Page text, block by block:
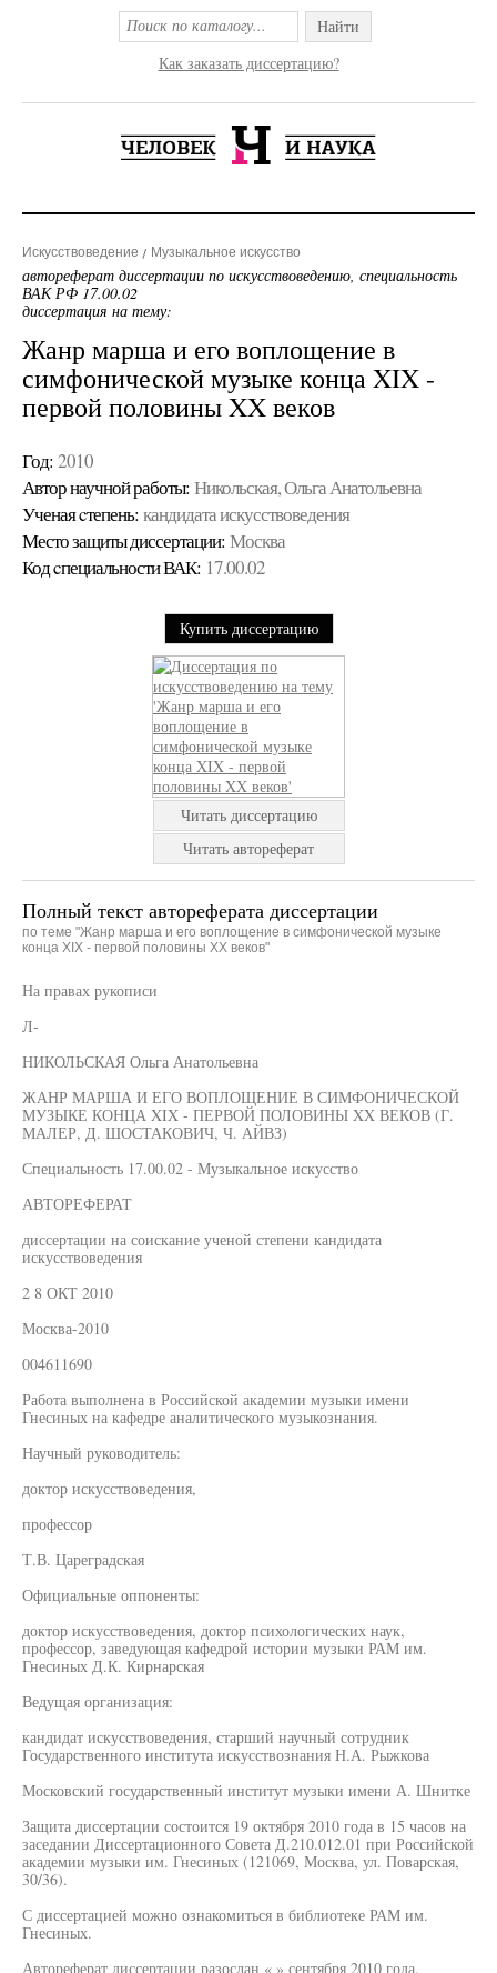
Найти
Как заказать диссертацию?
Искусствоведение Музыкальное искусство
автореферат диссертации по искусствоведению, специальность
ВАК РФ 17.00.02
диссертация на тему:
Жанр марша и его воплощение в
симфонической музыке конца XIX -
первой половины XX веков
Год: 2010
Автор научной работы: Никольская, Ольга Анатольевна
Ученая cтепень: кандидата искусствоведения
Место защиты диссертации: Москва
Код cпециальности ВАК: 17.00.02
Купить диссертацию
Читать диссертацию
Читать автореферат
Полный текст автореферата диссертации
по теме "Жанр марша и его воплощение в симфонической музыке
конца XIX - первой половины XX веков"
На правах рукописи
Л-
НИКОЛЬСКАЯ Ольга Анатольевна
ЖАНР МАРША И ЕГО ВОПЛОЩЕНИЕ В СИМФОНИЧЕСКОЙ
МУЗЫКЕ КОНЦА XIX - ПЕРВОЙ ПОЛОВИНЫ XX ВЕКОВ (Г.
МАЛЕР, Д. ШОСТАКОВИЧ, Ч. АЙВЗ)
Специальность 17.00.02 - Музыкальное искусство
АВТОРЕФЕРАТ
диссертации на соискание ученой степени кандидата
искусствоведения
2 8 ОКТ 2010
Москва-2010
004611690
Работа выполнена в Российской академии музыки имени
Гнесиных на кафедре аналитического музыкознания.
Научный руководитель:
доктор искусствоведения,
профессор
Т.В. Цареградская
Официальные оппоненты:
доктор искусствоведения, доктор психологических наук,
профессор, заведующая кафедрой истории музыки РАМ им.
Гнесиных Д.К. Кирнарская
Ведущая организация:
кандидат искусствоведения, старший научный сотрудник
Государственного института искусствознания Н.А. Рыжкова
Московский государственный институт музыки имени А. Шнитке
Защита диссертации состоится 19 октября 2010 года в 15 часов на
заседании Диссертационного Совета Д.210.012.01 при Российской
академии музыки им. Гнесиных (121069, Москва, ул. Поварская,
30/36).
С диссертацией можно ознакомиться в библиотеке РАМ им.
Гнесиных.
Автореферат диссертации разослан « » сентября 2010 года.